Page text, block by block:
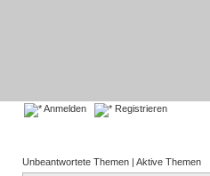
Anmelden Registrieren
Unbeantwortete Themen | Aktive Themen